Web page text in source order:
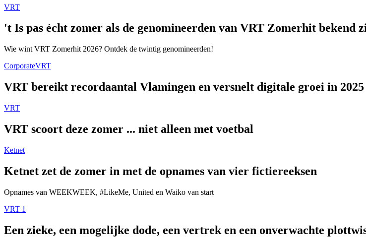
VRT
't Is pas écht zomer als de genomineerden van VRT Zomerhit bekend
Wie wint VRT Zomerhit 2026? Ontdek de twintig genomineerden!
CorporateVRT
VRT bereikt recordaantal Vlamingen en versnelt digitale groei in 2025
VRT
VRT scoort deze zomer ... niet alleen met voetbal
Ketnet
Ketnet zet de zomer in met de opnames van vier fictiereeksen
Opnames van WEEKWEEK, #LikeMe, United en Waiko van start
VRT 1
Een zieke, een mogelijke dode, een vertrek en een onverwachte